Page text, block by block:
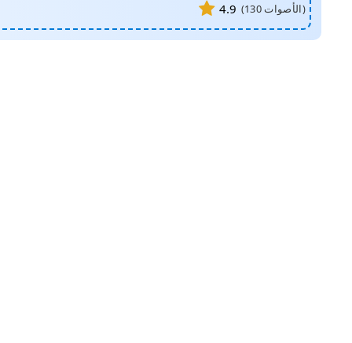
4.9 (130 الأصوات)